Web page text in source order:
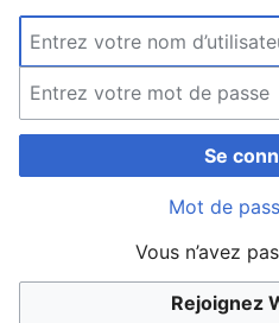
Se
Mot de
Vous n’avez
Rejoignez